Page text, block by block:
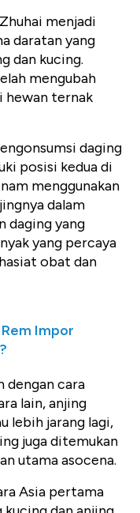
menjadi
daratan yang
dan kucing.
mengubah
hewan ternak
daging
posisi kedua di
menggunakan
dalam
daging yang
yang percaya
obat dan
Impor
dengan cara
lain, anjing
lebih jarang lagi,
juga ditemukan
utama asocena.
Asia pertama